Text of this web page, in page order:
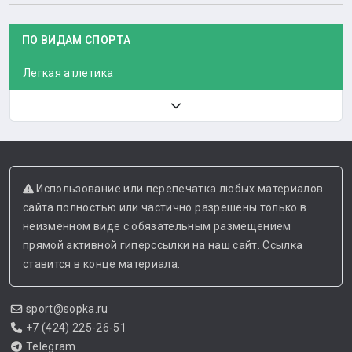
ПО ВИДАМ СПОРТА
Легкая атлетика
Использование или перепечатка любых материалов
сайта полностью или частично разрешены только в
неизменном виде с обязательным размещением
прямой активной гиперссылки на наш сайт. Ссылка
ставится в конце материала.
sport@sopka.ru
+7 (424) 225-26-51
Telegram